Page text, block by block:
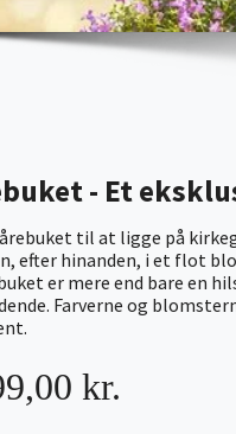
- Et
til at ligge på
efter hinanden, i et flot
er mere end bare en
Farverne og
kr.